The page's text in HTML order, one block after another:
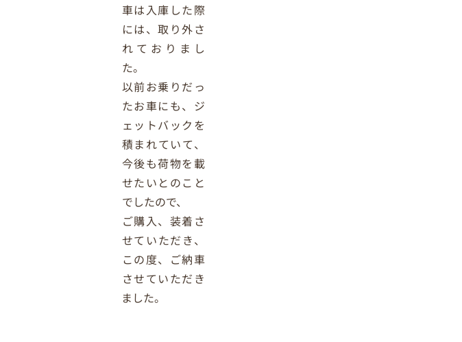
車は入庫した際
には、取り外さ
れておりまし
た。
以前お乗りだっ
たお車にも、ジ
ェットバックを
積まれていて、
今後も荷物を載
せたいとのこと
でしたので、
ご購入、装着さ
せていただき、
この度、 ご納車
させていただき
ました。